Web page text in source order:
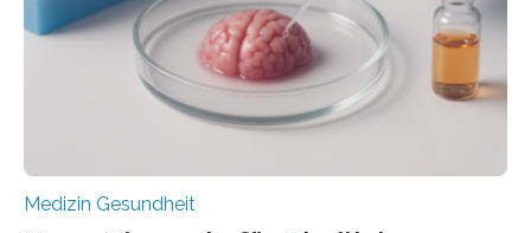
hypertrophe Kardiomyopathie (HCM) ist die häufigste
erblich bedingte Herzerkrankung. Sie führt dazu, dass
sich die linke Herzkammer verdickt, der Herzmuskel zu
stark kontrahiert…
Medizin Gesundheit